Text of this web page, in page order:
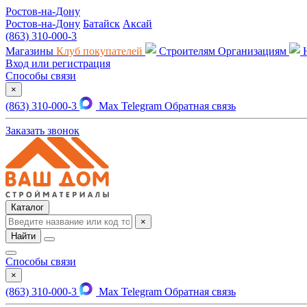
Ростов-на-Дону
Ростов-на-Дону Батайск Аксай
(863) 310-000-3
Магазины Клуб покупателей Строителям Организациям
Вход или регистрация
Способы связи
×
(863) 310-000-3 Max Telegram Обратная связь
Заказать звонок
Каталог
×
Найти
Способы связи
×
(863) 310-000-3 Max Telegram Обратная связь